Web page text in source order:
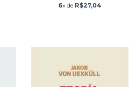
6x de R$27,04